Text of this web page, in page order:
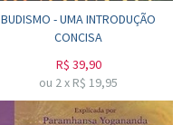
BUDISMO - UMA INTRODUÇÃO
CONCISA
R$ 39,90
ou 2x R$ 19,95